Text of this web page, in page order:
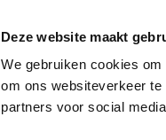
Deze website maakt
We gebruiken cookies
om ons websiteverkeer
partners voor social